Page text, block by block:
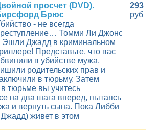
просчет (DVD).
Брюс
- не всегда
Томми Ли Джонс
Эшли Джадд в криминальном
Представьте, что вас
в убийстве мужа,
родительских прав и
в тюрьму. Затем
в тюрьме вы учитесь
на два шага вперед, пытаясь
и вернуть сына. Пока Либби
живет в этом
293
руб